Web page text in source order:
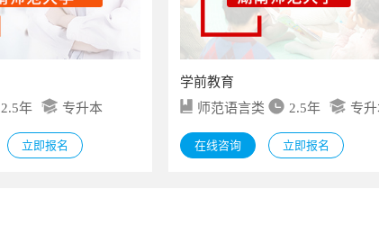
2.5年 专升本
立即报名
学前教育
师范语言类
2.5年 专
在线咨询 立即报名